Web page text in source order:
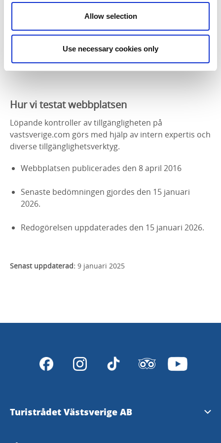
Allow selection
Use necessary cookies only
Det finns delar som är krångliga att styra med
Det finns bilder där alternativtext saknas.
Det finns dokument som inte kan läsas med
hjälpmedel (PDF).
Hur vi testat webbplatsen
Löpande kontroller av tillgängligheten på
vastsverige.com görs med hjälp av intern expertis och
diverse tillgänglighetsverktyg.
Webbplatsen publicerades den 8 april 2016
Senaste bedömningen gjordes den 15 januari
2026.
Redogörelsen uppdaterades den 15 januari 2026.
Senast uppdaterad: 9 januari 2025
Turistrådet Västsverige AB